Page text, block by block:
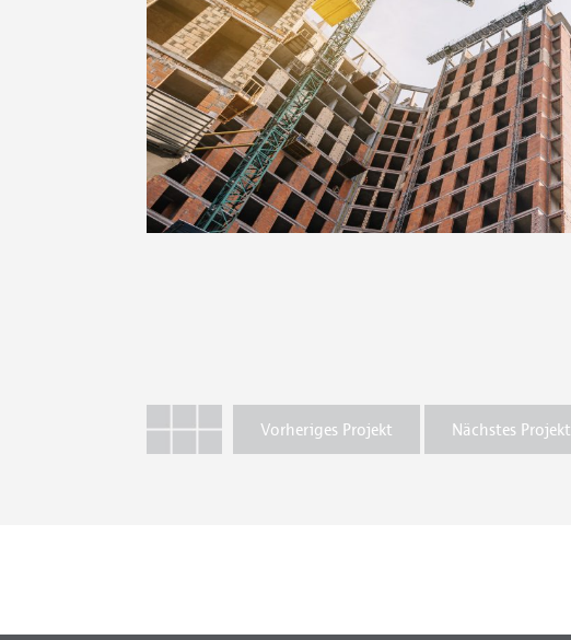
Vorheriges Projekt Nächstes Projekt